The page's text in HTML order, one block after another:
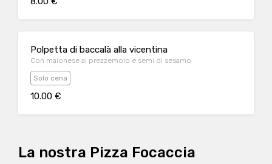
Polpetta di baccalà alla vicentina
Con maionese al prezzemolo e semi di sesamo
Solo cena
10.00 €
La nostra Pizza Focaccia